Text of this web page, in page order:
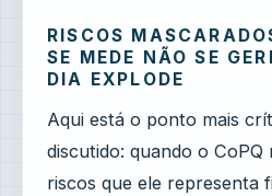
RISCOS
SE MEDE NÃO SE
DIA EXPLODE
Aqui está o ponto mais
discutido: quando o CoPQ
riscos que ele representa